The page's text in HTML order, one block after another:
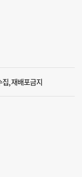
, 재배포금지